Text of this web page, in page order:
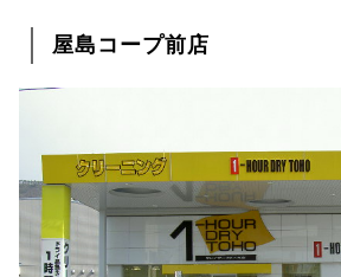
屋島コープ前店